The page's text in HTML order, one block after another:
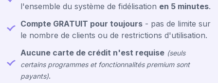
l'ensemble du système de fidélisation en 5 minutes.
Compte GRATUIT pour toujours - pas de limite sur
le nombre de clients ou de restrictions d'utilisation.
Aucune carte de crédit n'est requise (seuls
certains programmes et fonctionnalités premium sont
payants).